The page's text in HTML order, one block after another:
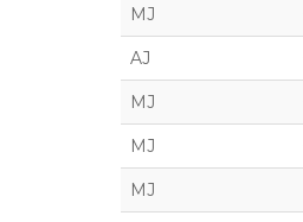
MJ
AJ
MJ
MJ
MJ